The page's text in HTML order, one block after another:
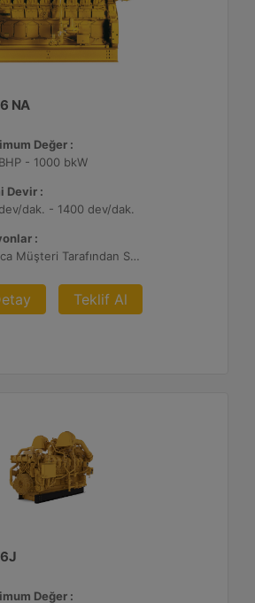
NA
Değer :
- 1000 bkW
Devir :
dak. - 1400 dev/dak.
:
Yalnızca Müşteri Tarafından Sağlanan Atık Arıtma ile İhracat, %0,5 O2 Ayar Noktası
Teklif Al
Değer :